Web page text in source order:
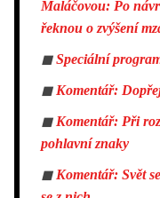
Maláčovou: Po
řeknou o zvýšení
◼Speciální
◼ Komentář:
◼ Komentář: Při
pohlavní znaky
◼ Komentář: Svět